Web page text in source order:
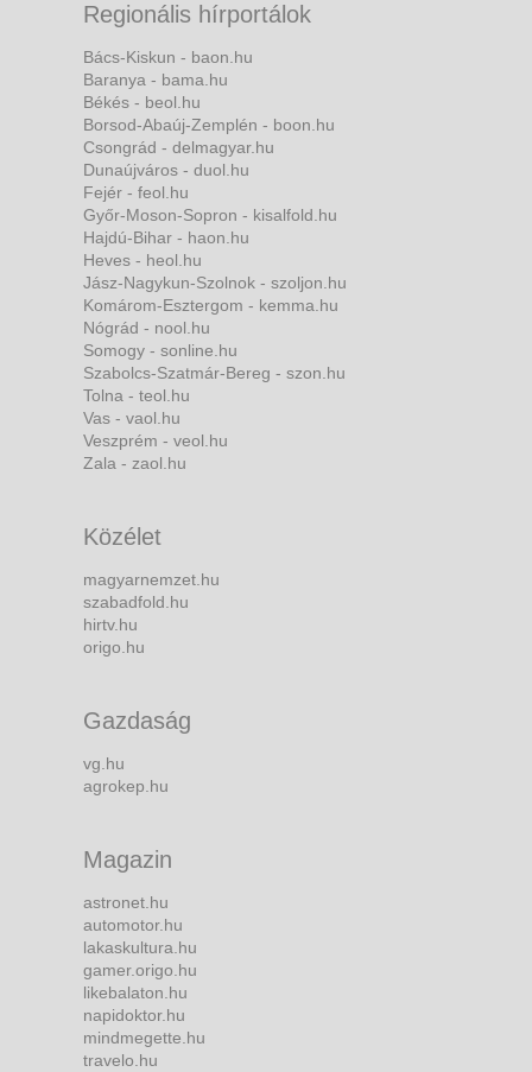
Regionális hírportálok
Bács-Kiskun - baon.hu
Baranya - bama.hu
Békés - beol.hu
Borsod-Abaúj-Zemplén - boon.hu
Csongrád - delmagyar.hu
Dunaújváros - duol.hu
Fejér - feol.hu
Győr-Moson-Sopron - kisalfold.hu
Hajdú-Bihar - haon.hu
Heves - heol.hu
Jász-Nagykun-Szolnok - szoljon.hu
Komárom-Esztergom - kemma.hu
Nógrád - nool.hu
Somogy - sonline.hu
Szabolcs-Szatmár-Bereg - szon.hu
Tolna - teol.hu
Vas - vaol.hu
Veszprém - veol.hu
Zala - zaol.hu
Közélet
magyarnemzet.hu
szabadfold.hu
hirtv.hu
origo.hu
Gazdaság
vg.hu
agrokep.hu
Magazin
astronet.hu
automotor.hu
lakaskultura.hu
gamer.origo.hu
likebalaton.hu
napidoktor.hu
mindmegette.hu
travelo.hu